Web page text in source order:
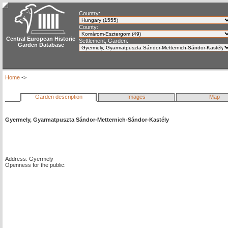
Central European Historic
Garden Database
Country:
County:
Settlement, Garden:
Home ->
Garden description Images Map
Gyermely, Gyarmatpuszta Sándor-Metternich-Sándor-Kastély
Address: Gyermely
Openness for the public: